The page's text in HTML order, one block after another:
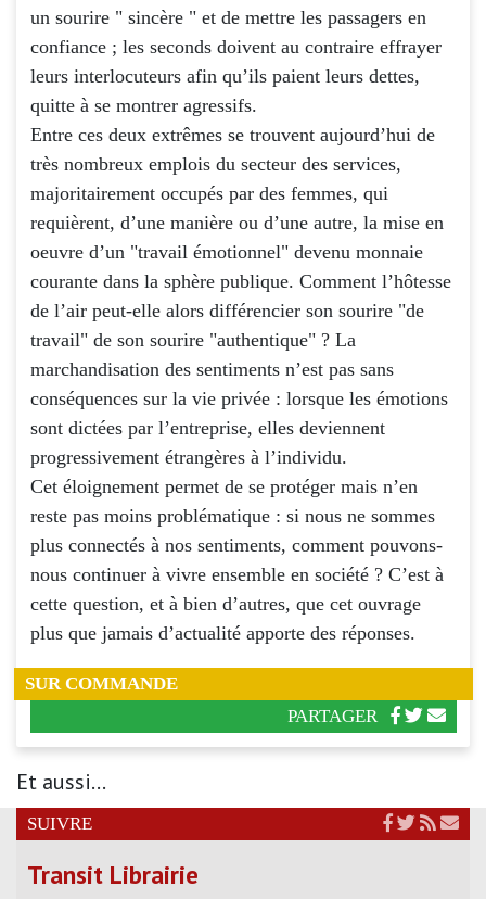
un sourire " sincère " et de mettre les passagers en
confiance ; les seconds doivent au contraire effrayer
leurs interlocuteurs afin qu’ils paient leurs dettes,
quitte à se montrer agressifs.
Entre ces deux extrêmes se trouvent aujourd’hui de
très nombreux emplois du secteur des services,
majoritairement occupés par des femmes, qui
requièrent, d’une manière ou d’une autre, la mise en
oeuvre d’un "travail émotionnel" devenu monnaie
courante dans la sphère publique. Comment l’hôtesse
de l’air peut-elle alors différencier son sourire "de
travail" de son sourire "authentique" ? La
marchandisation des sentiments n’est pas sans
conséquences sur la vie privée : lorsque les émotions
sont dictées par l’entreprise, elles deviennent
progressivement étrangères à l’individu.
Cet éloignement permet de se protéger mais n’en
reste pas moins problématique : si nous ne sommes
plus connectés à nos sentiments, comment pouvons-
nous continuer à vivre ensemble en société ? C’est à
cette question, et à bien d’autres, que cet ouvrage
plus que jamais d’actualité apporte des réponses.
SUR COMMANDE
PARTAGER
Et aussi...
SUIVRE
Transit Librairie